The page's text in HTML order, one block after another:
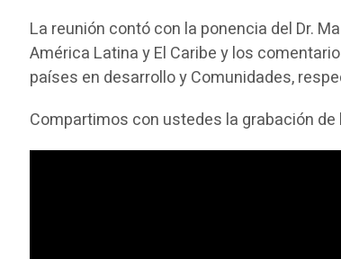
La reunión contó con la ponencia del Dr.
América Latina y El Caribe y los
países en desarrollo y Comunidades,
Compartimos con ustedes la grabación de